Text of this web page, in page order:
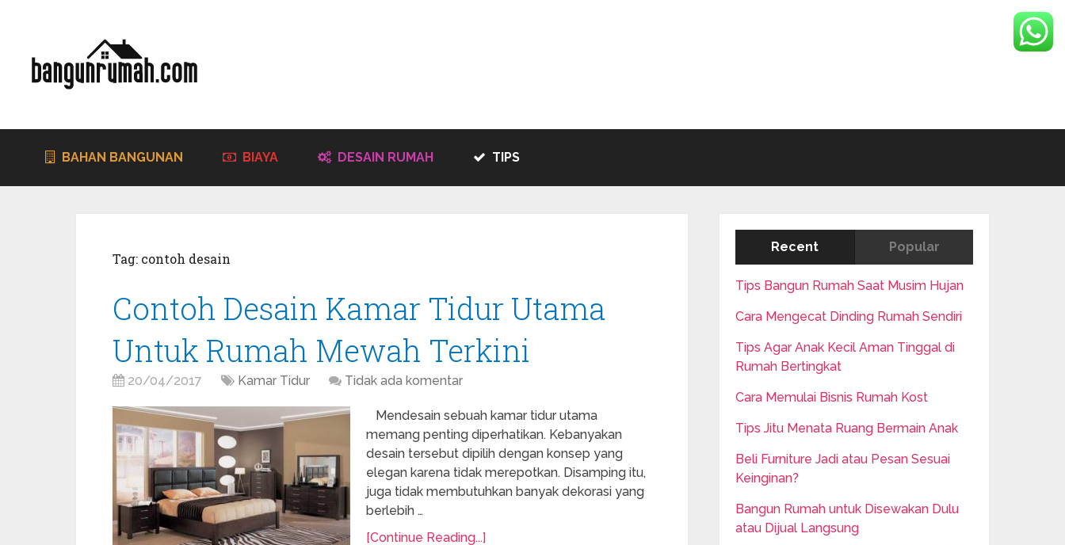
BAHAN BANGUNAN BIAYA DESAIN RUMAH TIPS
Tag: contoh desain
Contoh Desain Kamar Tidur Utama
Untuk Rumah Mewah Terkini
20/04/2017 Kamar Tidur Tidak ada komentar
Mendesain sebuah kamar tidur utama
memang penting diperhatikan. Kebanyakan
desain tersebut dipilih dengan konsep yang
elegan karena tidak merepotkan. Disamping itu,
juga tidak membutuhkan banyak dekorasi yang
berlebih …
[Continue Reading...]
Recent Popular
Tips Bangun Rumah Saat Musim Hujan
Cara Mengecat Dinding Rumah Sendiri
Tips Agar Anak Kecil Aman Tinggal di
Rumah Bertingkat
Cara Memulai Bisnis Rumah Kost
Tips Jitu Menata Ruang Bermain Anak
Beli Furniture Jadi atau Pesan Sesuai
Keinginan?
Bangun Rumah untuk Disewakan Dulu
atau Dijual Langsung